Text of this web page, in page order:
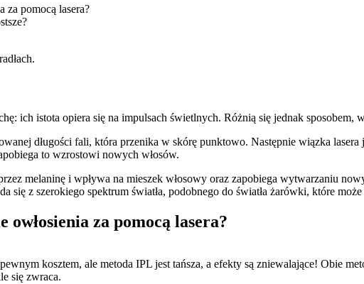
za pomocą lasera?
ich istota opiera się na impulsach świetlnych. Różnią się jednak sposobem,
długości fali, która przenika w skórę punktowo. Następnie wiązka
to wzrostowi nowych włosów.
melaninę i wpływa na mieszek włosowy oraz zapobiega wytwarzaniu
się z szerokiego spektrum światła, podobnego do światła żarówki, które
za pomocą lasera?
kosztem, ale metoda IPL jest tańsza, a efekty są zniewalające! Obie
się zwraca.